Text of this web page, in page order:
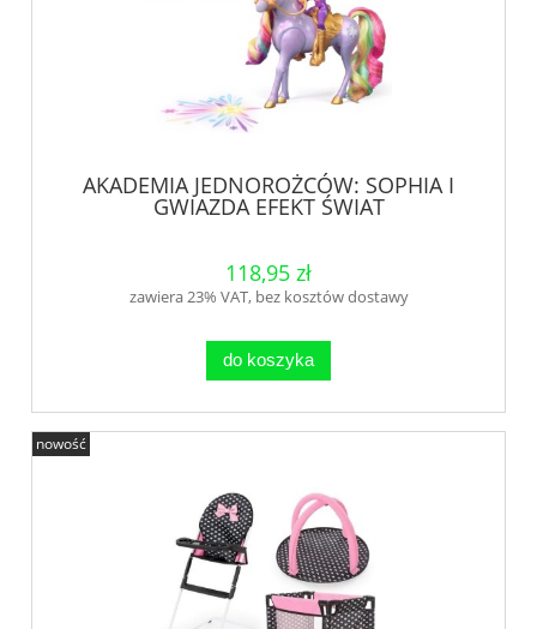
AKADEMIA JEDNOROŻCÓW: SOPHIA I
GWIAZDA EFEKT ŚWIAT
118,95 zł
zawiera 23% VAT, bez kosztów dostawy
do koszyka
nowość